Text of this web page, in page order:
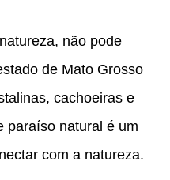
não pode
de Mato Grosso
cachoeiras e
paraíso natural é um
com a natureza.